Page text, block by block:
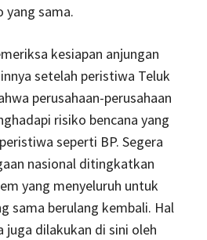
yang sama.
kesiapan anjungan
setelah peristiwa Teluk
perusahaan-perusahaan
risiko bencana yang
seperti BP. Segera
nasional ditingkatkan
yang menyeluruh untuk
sama berulang kembali. Hal
juga dilakukan di sini oleh